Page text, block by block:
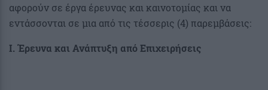
αφορούν σε έργα έρευνας και καινοτομίας και να
εντάσσονται σε μια από τις τέσσερις (4) παρεμβάσεις:
I. Έρευνα και Ανάπτυξη από Επιχειρήσεις